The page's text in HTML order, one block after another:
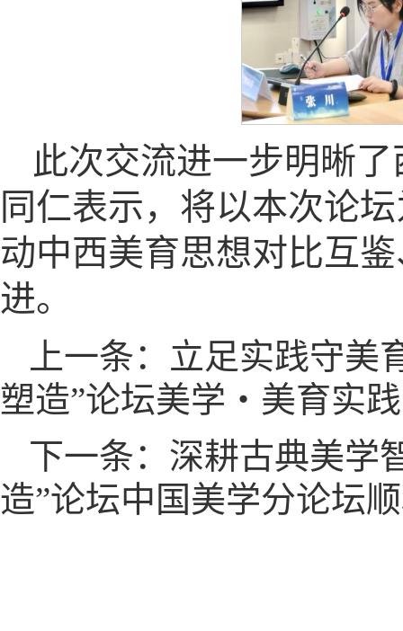
此次交流进一步明晰
同仁表示，将以本次论
动中西美育思想对比互
进。
上一条：立足实践守
塑造”论坛美学・美育实
下一条：深耕古典美
造”论坛中国美学分论坛